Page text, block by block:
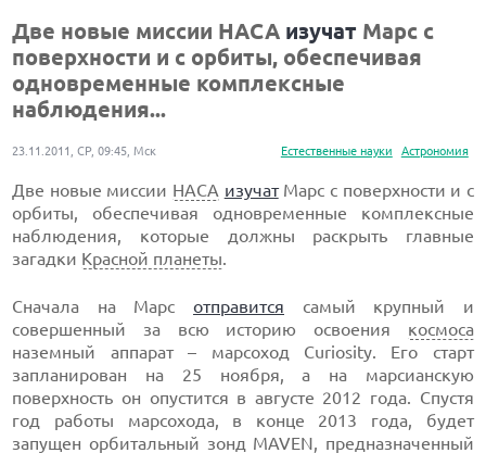
Две новые миссии НАСА изучат Марс с
поверхности и с орбиты, обеспечивая
одновременные комплексные
наблюдения...
Естественные науки Астрономия
23.11.2011, СР, 09:45, Мск
Две новые миссии НАСА изучатМарс с поверхности и с
орбиты, обеспечивая одновременные комплексные
наблюдения, которые должны раскрыть главные
загадки Красной планеты.
Сначала на Марс отправится самый крупный и
совершенный за всю историю освоения космоса
наземный аппарат – марсоход Curiosity. Его старт
запланирован на 25 ноября, а на марсианскую
поверхность он опустится в августе 2012 года. Спустя
год работы марсохода, в конце 2013 года, будет
запущен орбитальный зонд MAVEN, предназначенный